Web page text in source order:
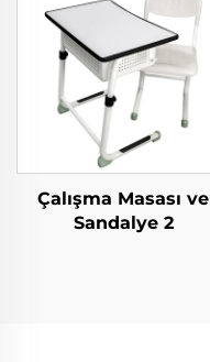
Çalışma Masası ve
Sandalye 2